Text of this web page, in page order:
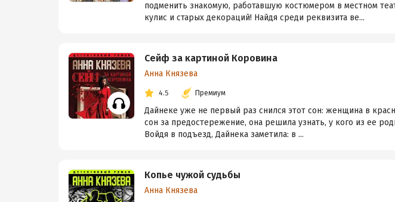
подменить знакомую, работавшую костюмером в местном
кулис и старых декораций! Найдя среди реквизита ве...
Сейф за картиной Коровина
Анна Князева
4.5 Премиум
Дайнеке уже не первый раз снился этот сон: женщина в
сон за предостережение, она решила узнать, у кого из ее
Войдя в подъезд, Дайнека заметила: в ...
Копье чужой судьбы
Анна Князева